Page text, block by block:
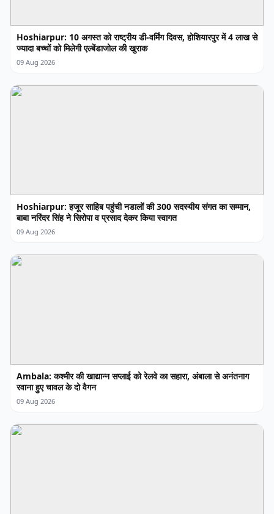
Hoshiarpur: 10 अगस्त को राष्ट्रीय डी-वर्मिंग दिवस, होशियारपुर में 4 लाख से
ज्यादा बच्चों को मिलेगी एल्बेंडाजोल की खुराक
09 Aug 2026
Hoshiarpur: हजूर साहिब पहुंची नडालों की 300 सदस्यीय संगत का सम्मान,
बाबा नरिंदर सिंह ने सिरोपा व प्रसाद देकर किया स्वागत
09 Aug 2026
Ambala: कश्मीर की खाद्यान्न सप्लाई को रेलवे का सहारा, अंबाला से अनंतनाग
रवाना हुए चावल के दो वैगन
09 Aug 2026